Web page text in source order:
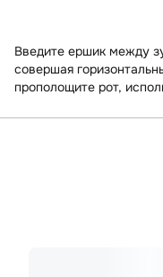
Введите ершик между
совершая
прополощите рот,